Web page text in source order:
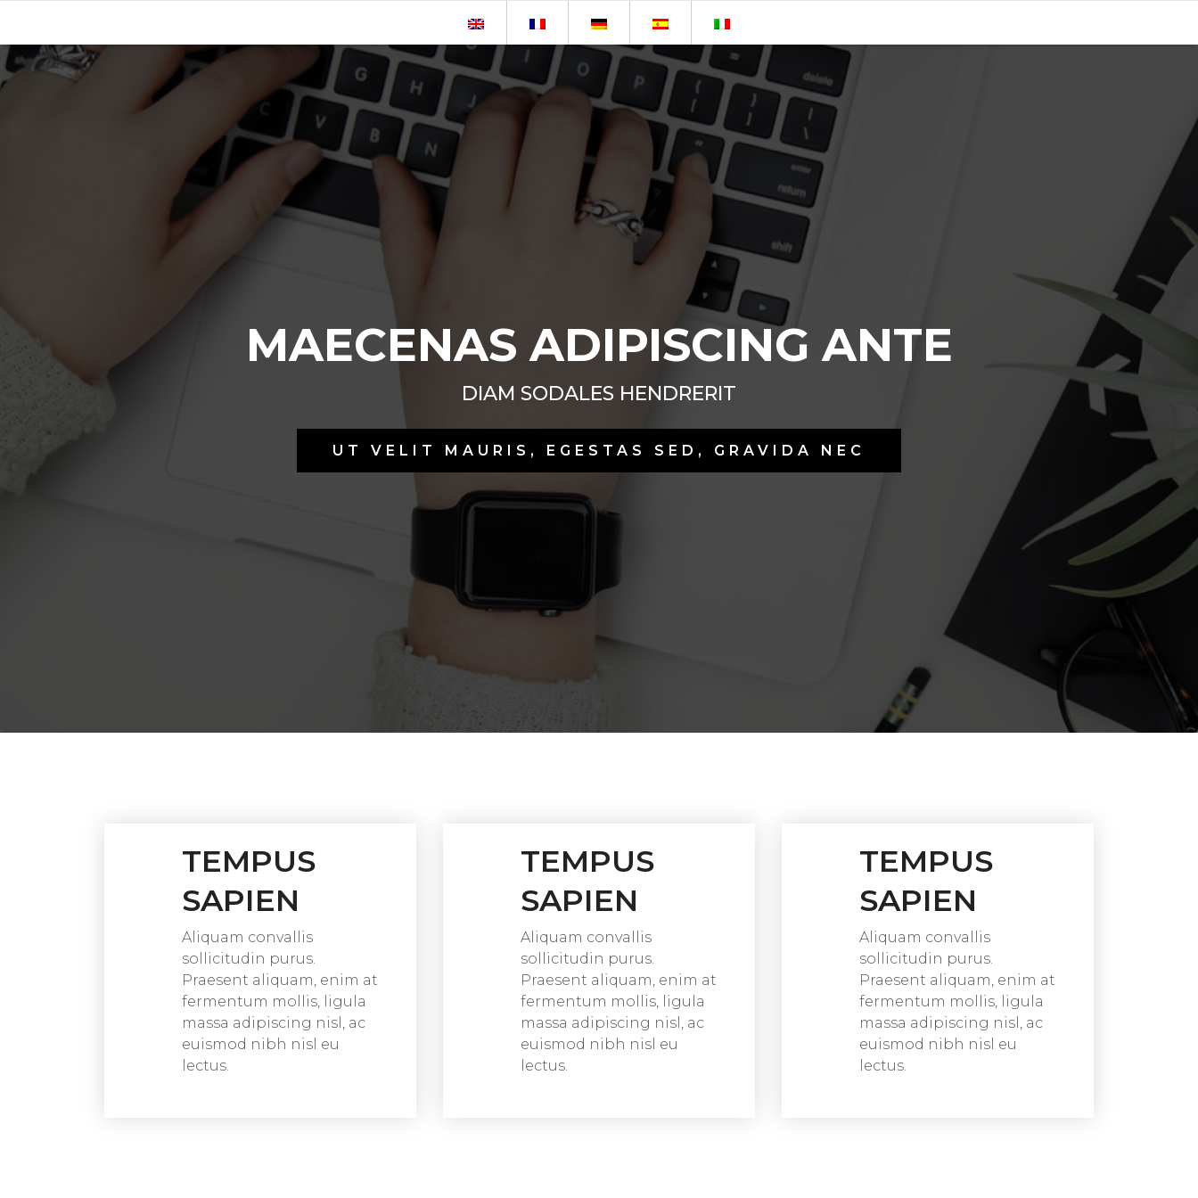
MAECENAS ADIPISCING ANTE
DIAM SODALES HENDRERIT
UT VELIT MAURIS, EGESTAS SED, GRAVIDA NEC
TEMPUS
SAPIEN
Aliquam convallis
sollicitudin purus.
Praesent aliquam, enim at
fermentum mollis, ligula
massa adipiscing nisl, ac
euismod nibh nisl eu
lectus.
TEMPUS
SAPIEN
Aliquam convallis
sollicitudin purus.
Praesent aliquam, enim at
fermentum mollis, ligula
massa adipiscing nisl, ac
euismod nibh nisl eu
lectus.
TEMPUS
SAPIEN
Aliquam convallis
sollicitudin purus.
Praesent aliquam, enim at
fermentum mollis, ligula
massa adipiscing nisl, ac
euismod nibh nisl eu
lectus.